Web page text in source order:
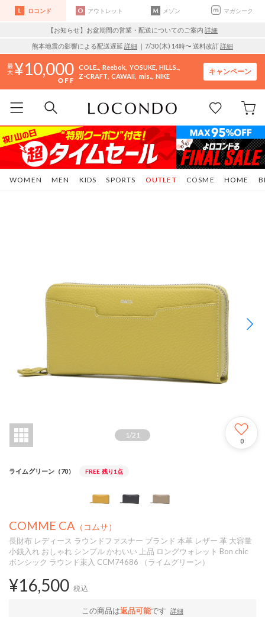
ロコンド アウトレット メゾン マガシーク
【お知らせ】お盆期間の営業・配送についてのご案内 詳細
熊本地震の影響による配送遅延 詳細 ｜7/30 (木) 14時〜 送料改訂詳細
10,000 COLE.. Reebok YOSUKE HILLS..
Z-CRAFT CAWAII mis.. NIKE
キャンペーン
WOMEN MEN KIDS SPORTS COSME HOME
OUTLET
1 /21
0
ライムグリーン（70） FREE 残り1点
COMME CA （コムサ）
長財布 レディース ラウンドファスナー ブランド 本革 レザー 革 大容量
小銭入れ おしゃれ シンプル かわいい 上品 ロングウォレット Bon chic
ボンシック ラウンド束入 CCM74686 （ライムグリーン）
¥16,500 税込
この商品は返品可能です
詳細